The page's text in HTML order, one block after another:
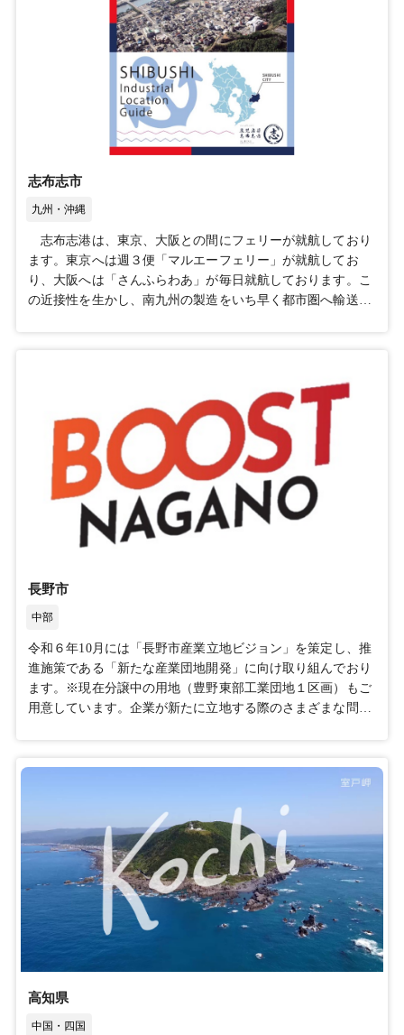
線「沼田駅」が近く、東京方面や群馬県内の主要都市へのア
クセスが良好です。企業活動に必要な移動がスムーズに行
え、全国規模のビジネス展開にも最適な立地です。災害に強
いまち沼田市は河岸段丘の安定した地盤にあり、地震や土砂
災害のリスクが低く、事業展開に適した環境です。降水量が
少なく水害のリスクも低いため、安定した事業運営が可能で
す。長い日照時間も特徴で、再生可能エネルギー利用や効率
的な生産活動に最適です。沼田横塚産業団地【令和9年夏分
譲開始予定】市内横塚エリアに産業団地を造成中！現在、沼
田市では、企業様に対し立地検討について積極的にご案内し
ております。PRポイント01 関越自動車道沼田ICから車で5
条件に基づく最適区画をご提案沼田横塚産業団地お問い合わ
せフォーム沼田横塚産業団地の位置（Googleマップ）優遇制
度各種支援政策についてはこちら支援体制森林文化都市アク
ションプラン本計画では、森林文化都市宣言にある「人と自
要な行動を、人も行政も選択することが「森林文化都市」の
あるべき姿であり、地域の自然環境との共生を通じて、持続
可能な地球環境の実現に貢献することを目指します。沼田市
森林文化都市アクションプラン（外部リンク）市長が語る環
境政策（Youtube）お問い合わせ沼田市産業振興課企業誘致
推進室〒378-8501 群馬県沼田市下之町888番地TEL：0278-
23-2111E-mail：sangyo03@city.numata.lg.jp
志布志市
九州・沖縄
志布志港は、東京、大阪との間にフェリーが就航しており
ます。東京へは週３便「マルエーフェリー」が就航してお
り、大阪へは「さんふらわあ」が毎日就航しております。こ
の近接性を生かし、南九州の製造をいち早く都市圏へ輸送す
長野市
中部
令和６年10月には「長野市産業立地ビジョン」を策定し、推
進施策である「新たな産業団地開発」に向け取り組んでおり
ます。※現在分譲中の用地（豊野東部工業団地１区画）もご
用意しています。企業が新たに立地する際のさまざまな問い
にご相談ください！その他にも、本市で事業活動を行ううえ
でビジネスメリットや支援制度の他、事業用地や賃貸オフィ
スの情報についてポータルサイトにてご紹介しています。
https://ritti.city.nagano.nagano.jp/
高知県
中国・四国